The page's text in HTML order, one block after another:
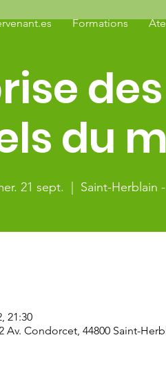
Formations
du
21 sept. Saint-Herblain
21:30
Condorcet, 44800 Saint-